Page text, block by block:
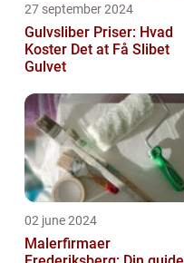
27 september 2024
Gulvsliber Priser: Hvad
Koster Det at Få Slibet
Gulvet
02 june 2024
Malerfirmaer